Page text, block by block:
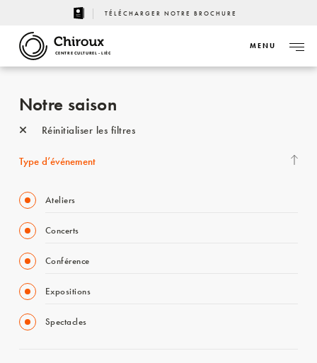
TÉLÉCHARGER NOTRE BROCHURE
CENTRE CULTUREL - LIÈGE
MENU
Notre saison
Réinitialiser les filtres
Type d’événement
Ateliers
Concerts
Conférence
Expositions
Spectacles